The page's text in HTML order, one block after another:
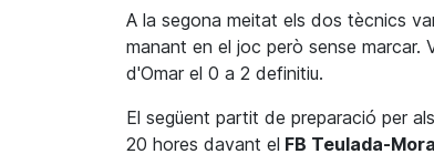
A la segona meitat els dos tècnics
manant en el joc però sense marcar.
d'Omar el 0 a 2 definitiu.
El següent partit de preparació per
20 hores davant el FB Teulada-